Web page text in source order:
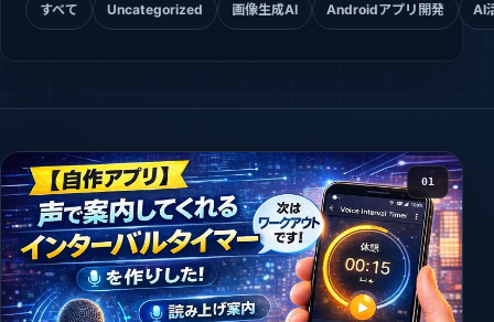
すべて Uncategorized 画像生成AI Androidアプリ開発 AI
01